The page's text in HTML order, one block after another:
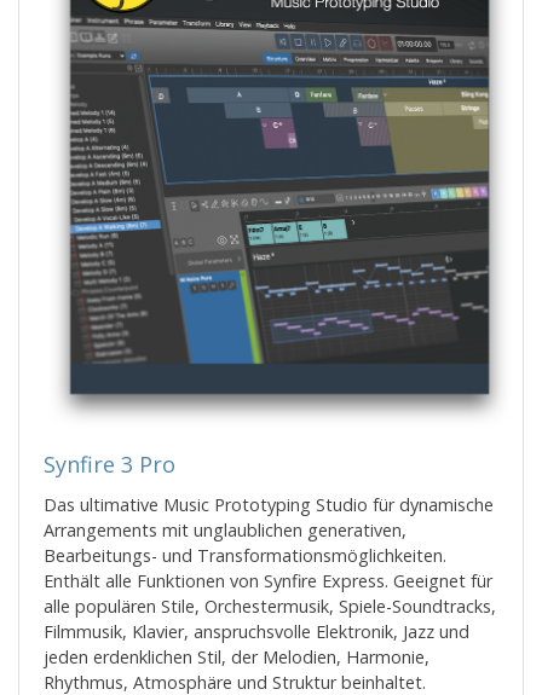
Synfire 3 Pro
Das ultimative Music Prototyping Studio für dynamische
Arrangements mit unglaublichen generativen,
Bearbeitungs- und Transformationsmöglichkeiten.
Enthält alle Funktionen von Synfire Express. Geeignet für
alle populären Stile, Orchestermusik, Spiele-Soundtracks,
Filmmusik, Klavier, anspruchsvolle Elektronik, Jazz und
jeden erdenklichen Stil, der Melodien, Harmonie,
Rhythmus, Atmosphäre und Struktur beinhaltet.